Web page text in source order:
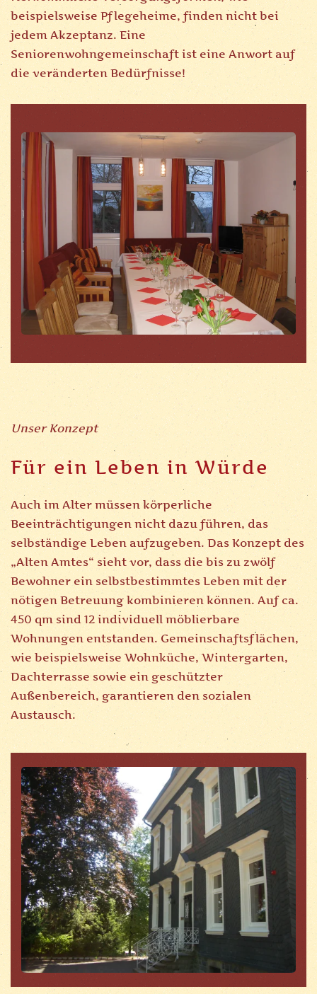
beispielsweise Pflegeheime, finden nicht bei
jedem Akzeptanz. Eine
Seniorenwohngemeinschaft ist eine Anwort auf
die veränderten Bedürfnisse!
Unser Konzept
Für ein Leben in Würde
Auch im Alter müssen körperliche
Beeinträchtigungen nicht dazu führen, das
selbständige Leben aufzugeben. Das Konzept des
„Alten Amtes“ sieht vor, dass die bis zu zwölf
Bewohner ein selbstbestimmtes Leben mit der
nötigen Betreuung kombinieren können. Auf ca.
450 qm sind 12 individuell möblierbare
Wohnungen entstanden. Gemeinschaftsflächen,
wie beispielsweise Wohnküche, Wintergarten,
Dachterrasse sowie ein geschützter
Außenbereich, garantieren den sozialen
Austausch.